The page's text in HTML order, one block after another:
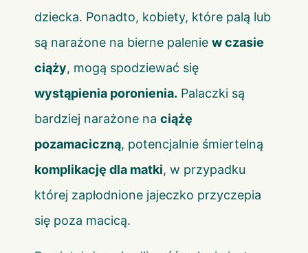
dziecka. Ponadto, kobiety, które palą lub
są narażone na bierne palenie w czasie
ciąży, mogą spodziewać się
wystąpienia poronienia. Palaczki są
bardziej narażone na ciążę
pozamaciczną, potencjalnie śmiertelną
komplikację dla matki, w przypadku
której zapłodnione jajeczko przyczepia
się poza macicą.